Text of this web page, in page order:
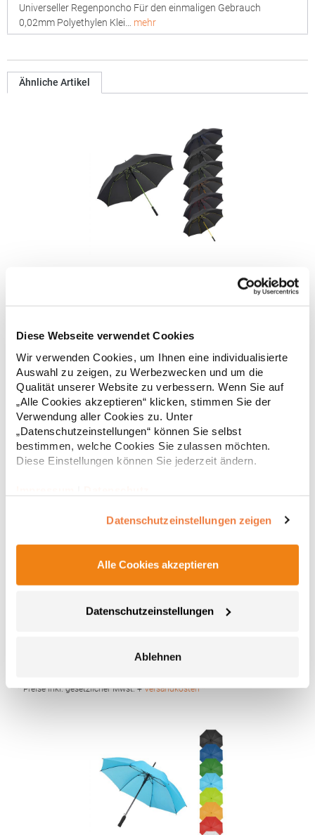
Diese Webseite verwendet Cookies
Wir verwenden Cookies, um Ihnen eine individualisierte
Auswahl zu zeigen, zu Werbezwecken und um die
Qualität unserer Website zu verbessern. Wenn Sie auf
„Alle Cookies akzeptieren“ klicken, stimmen Sie der
Verwendung aller Cookies zu. Unter
„Datenschutzeinstellungen“ können Sie selbst
bestimmen, welche Cookies Sie zulassen möchten.
Diese Einstellungen können Sie jederzeit ändern.
Datenschutzeinstellungen zeigen
Alle Cookies akzeptieren
Datenschutzeinstellungen
Ablehnen
Universeller Regenponcho Für den einmaligen Gebrauch
0,02mm Polyethylen Klei… mehr
Ähnliche Artikel
Praktische Automatikfunktion für schnelles Öffnen
Rahmenflexibilität bei stürmischen Bedingungen Flexible
Kunststoffhülle Exklusiver gerader Soft-Touch-Griff mit farbigen
Griffringen und zwei Kennzeichnungsmöglichkeiten für
WerbezweckeMaterialzusammensetzung: Bezug: 100%
PolyesterAngaben zur Produktsicherheit: Herst.-Nr.:
2384Hersteller: FARE – Guenther Fassbender GmbH Stursberg II
12 42899 Remscheid Deutschland E-Mail: info@fare.de
23,11 € *
* Preise inkl. gesetzlicher Mwst. +Versandkosten *
Praktische Automatikfunktion für schnelles Öffnen Winddichte
verzinkten StahlschaftMaterialzusammensetzung: Bezug: 100%
1104Hersteller: FARE – Guenther Fassbender GmbH Stursberg II
* Preise inkl. gesetzlicher Mwst. +Versandkosten *